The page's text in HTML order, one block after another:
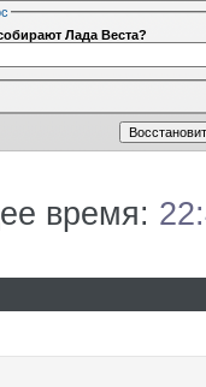
Лада Веста?
время: